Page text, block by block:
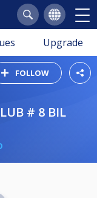
Upgrade
FOLLOW
# 8 BIL